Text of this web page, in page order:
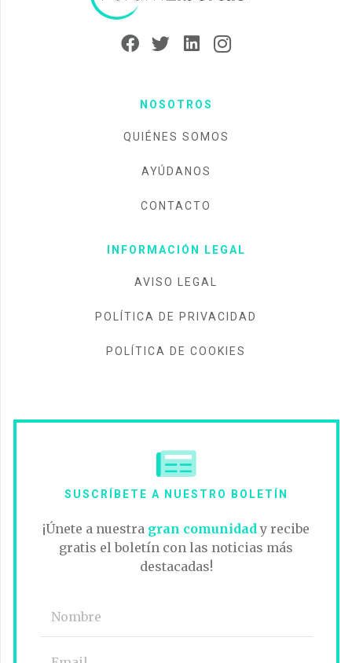
NOSOTROS
QUIÉNES SOMOS
AYÚDANOS
CONTACTO
INFORMACIÓN LEGAL
AVISO LEGAL
POLÍTICA DE PRIVACIDAD
POLÍTICA DE COOKIES
SUSCRÍBETE A NUESTRO BOLETÍN
¡Únete a nuestra gran comunidady recibe
gratis el boletín con las noticias más
destacadas!